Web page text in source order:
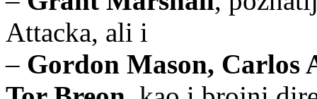
Attacka, ali i
– Gordon Mason, Carlos